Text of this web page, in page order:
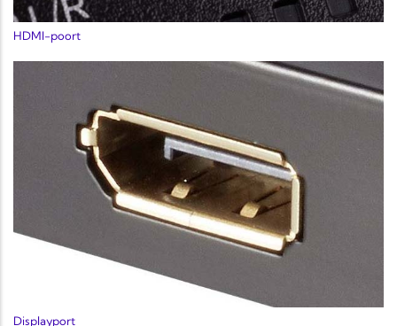
HDMI-poort
Displayport